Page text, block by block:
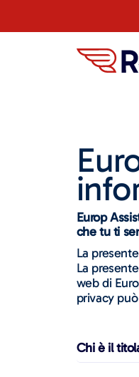
Europ
che tu ti
La
La
web di
privacy
Chi è il